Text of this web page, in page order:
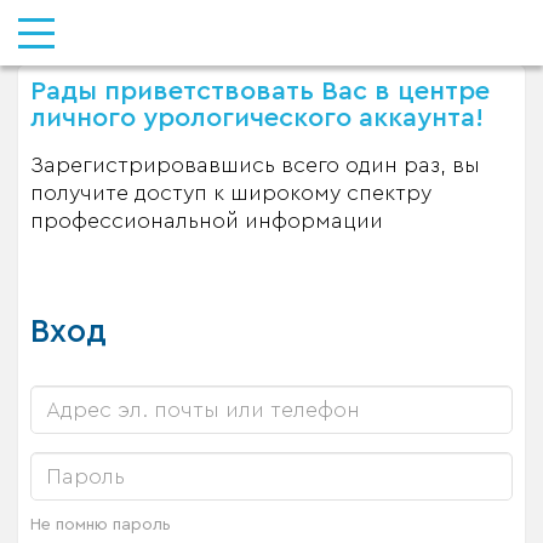
Рады приветствовать Вас в центре
личного урологического аккаунта!
Зарегистрировавшись всего один раз, вы
получите доступ к широкому спектру
профессиональной информации
Вход
Не помню пароль